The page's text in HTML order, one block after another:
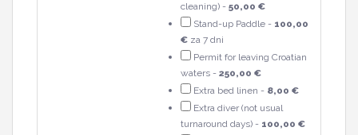
cleaning) - 50,00 €
Stand-up Paddle - 100,00
€ za 7 dni
Permit for leaving Croatian
waters - 250,00 €
Extra bed linen - 8,00 €
Extra diver (not usual
turnaround days) - 100,00 €